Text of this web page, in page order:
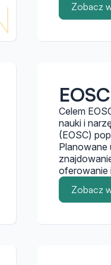
Zobacz
Celem
nauki i
(EOSC)
Planowane
oferowanie
Zobacz